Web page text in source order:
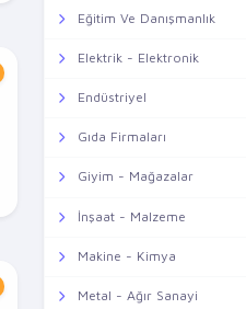
Eğitim Ve Danışmanlık
Elektrik - Elektronik
Endüstriyel
Gıda Firmaları
Giyim - Mağazalar
İnşaat - Malzeme
Makine - Kimya
Metal - Ağır Sanayi